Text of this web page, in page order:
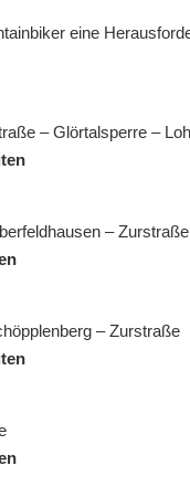
eine
– Glörtalsperre –
– Zurstraße
– Zurstraße